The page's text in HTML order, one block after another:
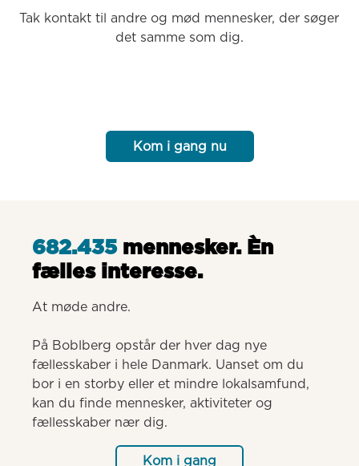
Tak kontakt til andre og mød mennesker, der søger
det samme som dig.
Kom i gang nu
682.435mennesker. Èn
fælles interesse.
At møde andre.
På Boblberg opstår der hver dag nye
fællesskaber i hele Danmark. Uanset om du
bor i en storby eller et mindre lokalsamfund,
kan du finde mennesker, aktiviteter og
fællesskaber nær dig.
Kom i gang